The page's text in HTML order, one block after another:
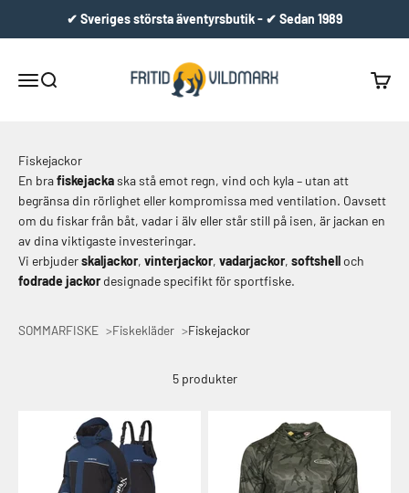
✔ Sveriges största äventyrsbutik - ✔ Sedan 1989
MenySök
Fritid & Vildmark
Fiskejackor
En brafiskejackaska stå emot regn, vind och kyla – utan att
begränsa din rörlighet eller kompromissa med ventilation. Oavsett
om du fiskar från båt, vadar i älv eller står still på isen, är jackan en
av dina viktigaste investeringar.
Vi erbjuderskaljackor, vinterjackor, vadarjackor, softshelloch
fodrade jackordesignade specifikt för sportfiske.
SOMMARFISKE Fiskekläder Fiskejackor
5 produkter